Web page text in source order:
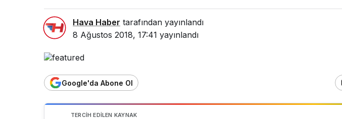
Hava Haber tarafından yayınlandı
8 Ağustos 2018, 17:41 yayınlandı
Google'da Abone Ol
TERCIH EDILEN KAYNAK